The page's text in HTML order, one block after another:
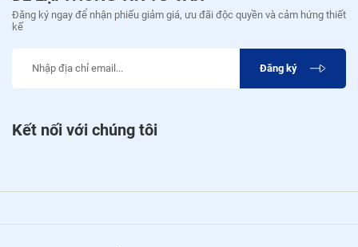
Đăng ký ngay để nhận phiếu giảm giá, ưu đãi độc quyền và cảm hứng thiết
kế
Đăng ký
Kết nối với chúng tôi